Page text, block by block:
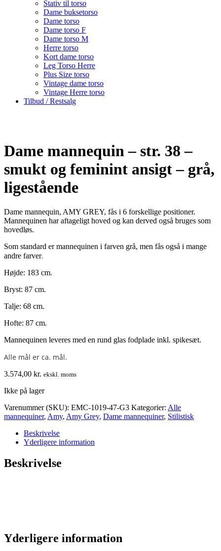
Stativ til torso
Dame buksetorso
Dame torso
Dame torso F
Dame torso M
Herre torso
Kort dame torso
Leg Torso Herre
Plus Size torso
Vintage dame torso
Vintage Herre torso
Tilbud / Restsalg
Dame mannequin – str. 38 –
smukt og feminint ansigt – grå,
ligestående
Dame mannequin, AMY GREY, fås i 6 forskellige positioner.
Mannequinen har aftageligt hoved og kan derved også bruges som
hovedløs.
Som standard er mannequinen i farven grå, men fås også i mange
andre farver.
Højde: 183 cm.
Bryst: 87 cm.
Talje: 68 cm.
Hofte: 87 cm.
Mannequinen leveres med en rund glas fodplade inkl. spikesæt.
Alle mål er ca. mål.
3.574,00 kr. ekskl. moms
Ikke på lager
Varenummer (SKU): EMC-1019-47-G3 Kategorier: Alle
mannequiner, Amy, Amy Grey, Dame mannequiner, Stilistisk
Beskrivelse
Yderligere information
Beskrivelse
Yderligere information